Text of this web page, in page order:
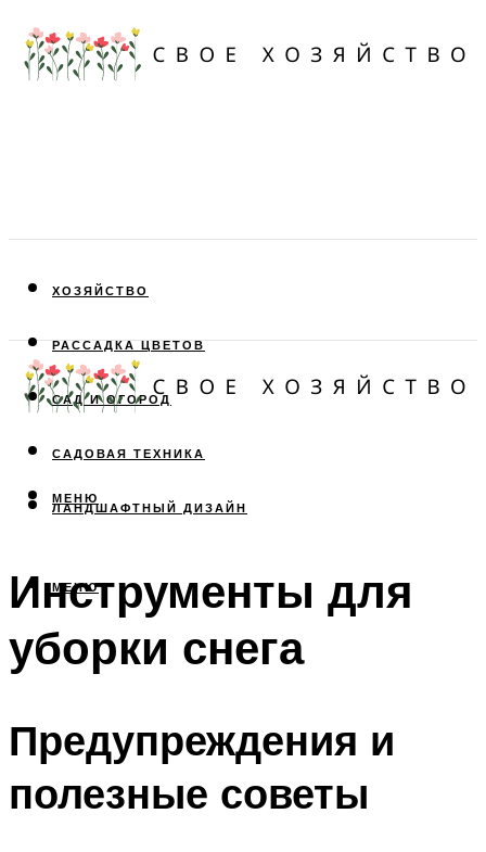
ХОЗЯЙСТВО
РАССАДКА ЦВЕТОВ
САД И ОГОРОД
САДОВАЯ ТЕХНИКА
ЛАНДШАФТНЫЙ ДИЗАЙН
МЕНЮ
МЕНЮ
Инструменты для
уборки снега
Предупреждения и
полезные советы